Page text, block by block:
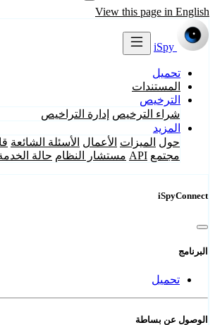
View this page in English
iSpy
تحميل
المستندات
الترخيص
شراء الترخيص إدارة التراخيص
المزيد
حول الميزات الأعمال الأسئلة الشائعة
مجتمع API مستشار النظام حالة
iSpyConnect
البرنامج
تحميل
الوصول عن بساطة